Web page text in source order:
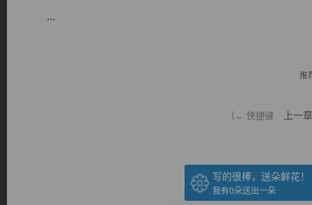
...
推
（← 快捷键 上一章
写的很棒，送朵鲜花！
我有0朵送出一朵